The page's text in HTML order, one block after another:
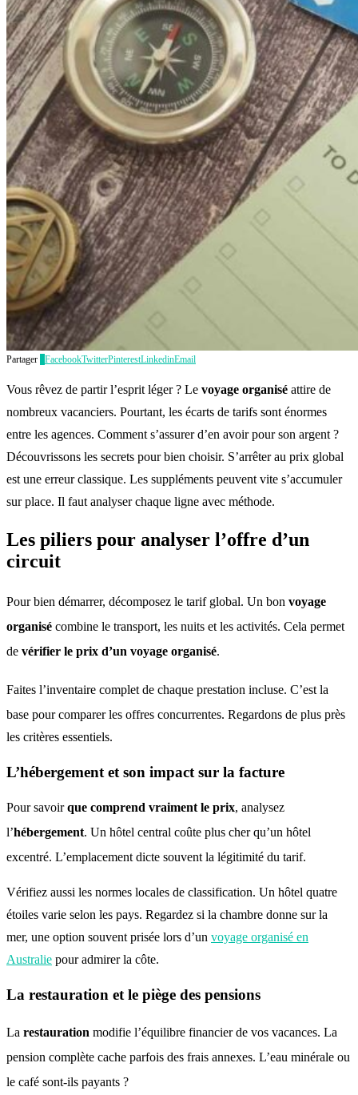
Partager FacebookTwitterPinterestLinkedinEmail
Vous rêvez de partir l’esprit léger ? Le voyage organisé attire de
nombreux vacanciers. Pourtant, les écarts de tarifs sont énormes
entre les agences. Comment s’assurer d’en avoir pour son argent ?
Découvrissons les secrets pour bien choisir. S’arrêter au prix global
est une erreur classique. Les suppléments peuvent vite s’accumuler
sur place. Il faut analyser chaque ligne avec méthode.
Les piliers pour analyser l’offre d’un
circuit
Pour bien démarrer, décomposez le tarif global. Un bon voyage
organisé combine le transport, les nuits et les activités. Cela permet
de vérifier le prix d’un voyage organisé.
Faites l’inventaire complet de chaque prestation incluse. C’est la
base pour comparer les offres concurrentes. Regardons de plus près
les critères essentiels.
L’hébergement et son impact sur la facture
Pour savoirque comprend vraiment le prix, analysez
l’hébergement. Un hôtel central coûte plus cher qu’un hôtel
excentré. L’emplacement dicte souvent la légitimité du tarif.
Vérifiez aussi les normes locales de classification. Un hôtel quatre
étoiles varie selon les pays. Regardez si la chambre donne sur la
mer, une option souvent prisée lors d’un voyage organisé en
Australie pour admirer la côte.
La restauration et le piège des pensions
La restauration modifie l’équilibre financier de vos vacances. La
pension complète cache parfois des frais annexes. L’eau minérale ou
le café sont-ils payants ?